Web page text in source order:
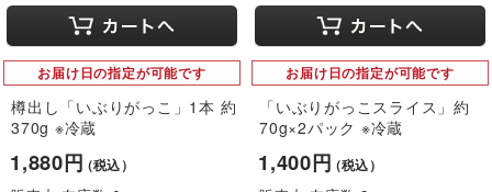
お届け日の指定が可能です
樽出し「いぶりがっこ」1本 約
370g ※冷蔵
1,880円（税込）
お届け日の指定が可能です
「いぶりがっこスライス」約
70g×2パック ※冷蔵
1,400円（税込）